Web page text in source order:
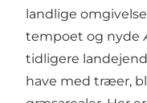
landlige
tempoet og nyde
tidligere
have med træer,